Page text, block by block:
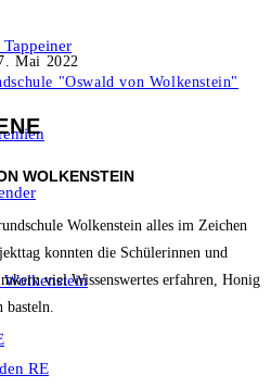
Wolkenstein
RE
Mai 2022
"Oswald von Wolkenstein"
WOLKENSTEIN
Wolkenstein alles im Zeichen
konnten die Schülerinnen und
viel Wissenswertes erfahren, Honig
basteln.